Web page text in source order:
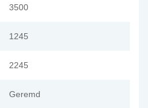
3500
1245
2245
Geremd